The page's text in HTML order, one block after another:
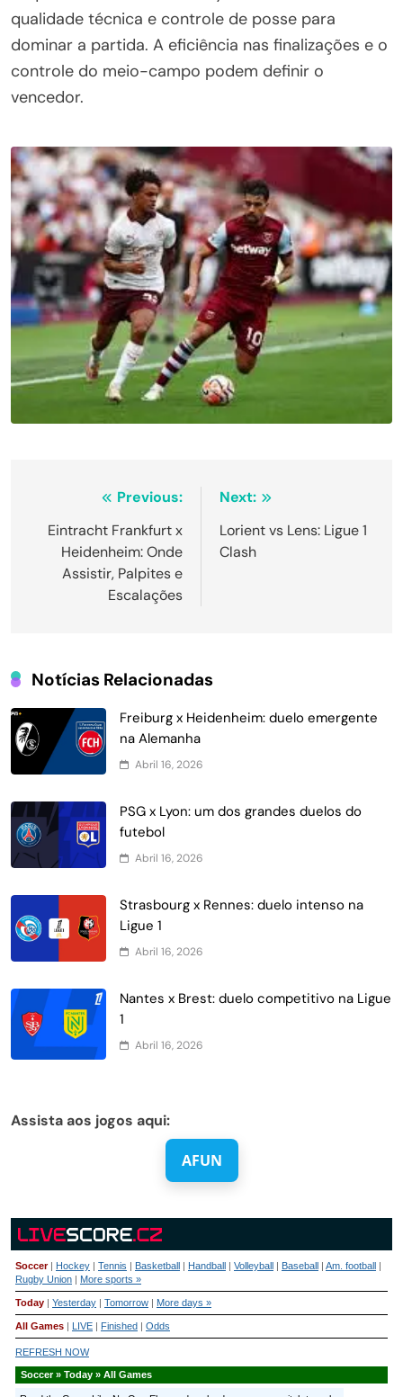
qualidade técnica e controle de posse para
dominar a partida. A eficiência nas finalizações e o
controle do meio-campo podem definir o
vencedor.
Navegação
de
Post
Previous:
Eintracht Frankfurt x
Heidenheim: Onde
Assistir, Palpites e
Escalações
Next:
Lorient vs Lens: Ligue 1
Clash
Notícias Relacionadas
Freiburg x Heidenheim: duelo emergente
na Alemanha
Abril 16, 2026
PSG x Lyon: um dos grandes duelos do
futebol
Abril 16, 2026
Strasbourg x Rennes: duelo intenso na
Ligue 1
Abril 16, 2026
Nantes x Brest: duelo competitivo na Ligue
1
Abril 16, 2026
Assista aos jogos aqui:
AFUN